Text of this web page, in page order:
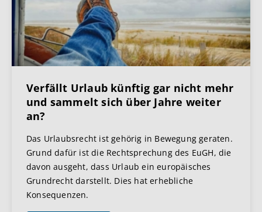
Verfällt Urlaub künftig gar nicht mehr
und sammelt sich über Jahre weiter
an?
Das Urlaubsrecht ist gehörig in Bewegung geraten.
Grund dafür ist die Rechtsprechung des EuGH, die
davon ausgeht, dass Urlaub ein europäisches
Grundrecht darstellt. Dies hat erhebliche
Konsequenzen.